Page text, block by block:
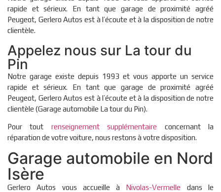
rapide et sérieux. En tant que garage de proximité agréé
Peugeot, Gerlero Autos est à l’écoute et à la disposition de notre
clientèle.
Appelez nous sur La tour du
Pin
Notre garage existe depuis 1993 et vous apporte un service
rapide et sérieux. En tant que garage de proximité agréé
Peugeot, Gerlero Autos est à l’écoute et à la disposition de notre
clientèle (Garage automobile La tour du Pin).
Pour tout renseignement supplémentaire concernant la
réparation de votre voiture, nous restons à votre disposition.
Garage automobile en Nord
Isère
Gerlero Autos vous accueille à Nivolas-Vermelle dans le